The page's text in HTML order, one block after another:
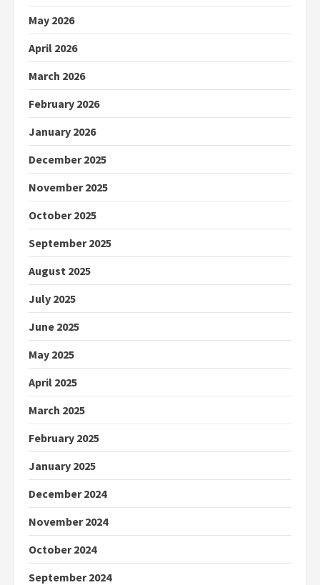
May 2026
April 2026
March 2026
February 2026
January 2026
December 2025
November 2025
October 2025
September 2025
August 2025
July 2025
June 2025
May 2025
April 2025
March 2025
February 2025
January 2025
December 2024
November 2024
October 2024
September 2024